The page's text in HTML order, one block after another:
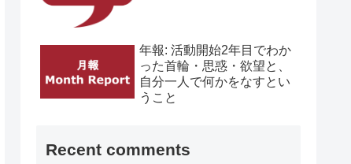
年報: 活動開始2年目でわか
った首輪・思惑・欲望と、
自分一人で何かをなすとい
うこと
Recent comments